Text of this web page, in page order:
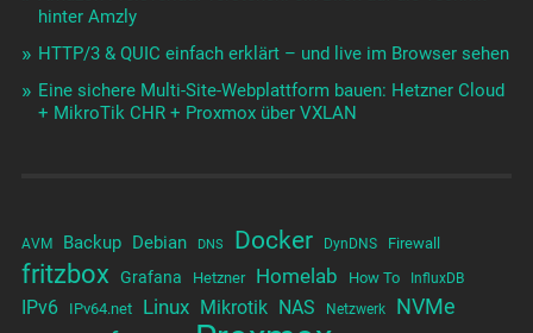
hinter Amzly
HTTP/3 & QUIC einfach erklärt – und live im Browser sehen
Eine sichere Multi-Site-Webplattform bauen: Hetzner Cloud
+ MikroTik CHR + Proxmox über VXLAN
AVM Backup Debian DNS Docker DynDNS Firewall
fritzbox Grafana Hetzner Homelab How To InfluxDB
IPv6 IPv64.net Linux Mikrotik NAS Netzwerk NVMe